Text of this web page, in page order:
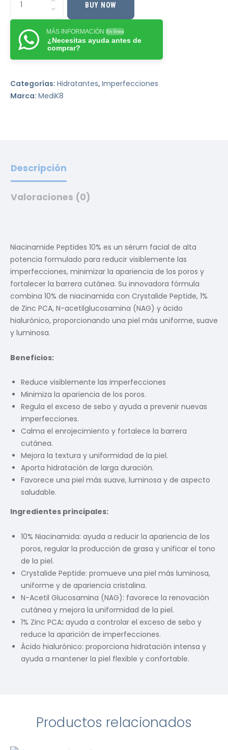
BUY NOW
MÁS INFORMACIÓN En línea
¿Necesitas ayuda antes de
comprar?
Categorías: Hidratantes, Imperfecciones
Marca: MediK8
Descripción
Valoraciones (0)
Niacinamide Peptides 10% es un sérum facial de alta
potencia formulado para reducir visiblemente las
imperfecciones, minimizar la apariencia de los poros y
fortalecer la barrera cutánea. Su innovadora fórmula
combina 10% de niacinamida con Crystalide Peptide, 1%
de Zinc PCA, N-acetilglucosamina (NAG) y ácido
hialurónico, proporcionando una piel más uniforme, suave
y luminosa.
Beneficios:
Reduce visiblemente las imperfecciones
Minimiza la apariencia de los poros.
Regula el exceso de sebo y ayuda a prevenir nuevas
imperfecciones.
Calma el enrojecimiento y fortalece la barrera
cutánea.
Mejora la textura y uniformidad de la piel.
Aporta hidratación de larga duración.
Favorece una piel más suave, luminosa y de aspecto
saludable.
Ingredientes principales:
10% Niacinamida: ayuda a reducir la apariencia de los
poros, regular la producción de grasa y unificar el tono
de la piel.
Crystalide Peptide: promueve una piel más luminosa,
uniforme y de apariencia cristalina.
N-Acetil Glucosamina (NAG): favorece la renovación
cutánea y mejora la uniformidad de la piel.
1% Zinc PCA: ayuda a controlar el exceso de sebo y
reduce la aparición de imperfecciones.
Ácido hialurónico: proporciona hidratación intensa y
ayuda a mantener la piel flexible y confortable.
Productos relacionados